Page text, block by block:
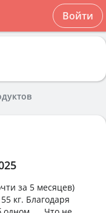
Войти
за 5 месяцев)
кг. Благодаря